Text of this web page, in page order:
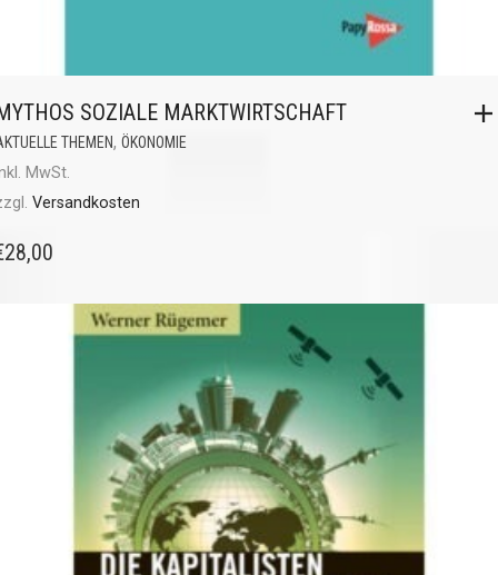
SOZIALE MARKTWIRTSCHAFT
THEMEN, ÖKONOMIE
MwSt.
Versandkosten
28,00